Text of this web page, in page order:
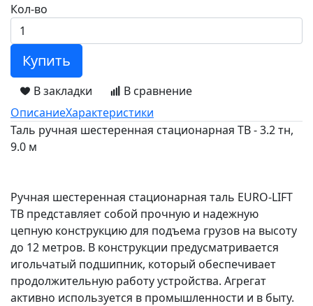
Кол-во
Купить
В закладки
В сравнение
ОписаниеХарактеристики
Таль ручная шестеренная стационарная ТВ - 3.2 тн,
9.0 м
Ручная шестеренная стационарная таль EURO-LIFT
ТВ представляет собой прочную и надежную
цепную конструкцию для подъема грузов на высоту
до 12 метров. В конструкции предусматривается
игольчатый подшипник, который обеспечивает
продолжительную работу устройства. Агрегат
активно используется в промышленности и в быту.